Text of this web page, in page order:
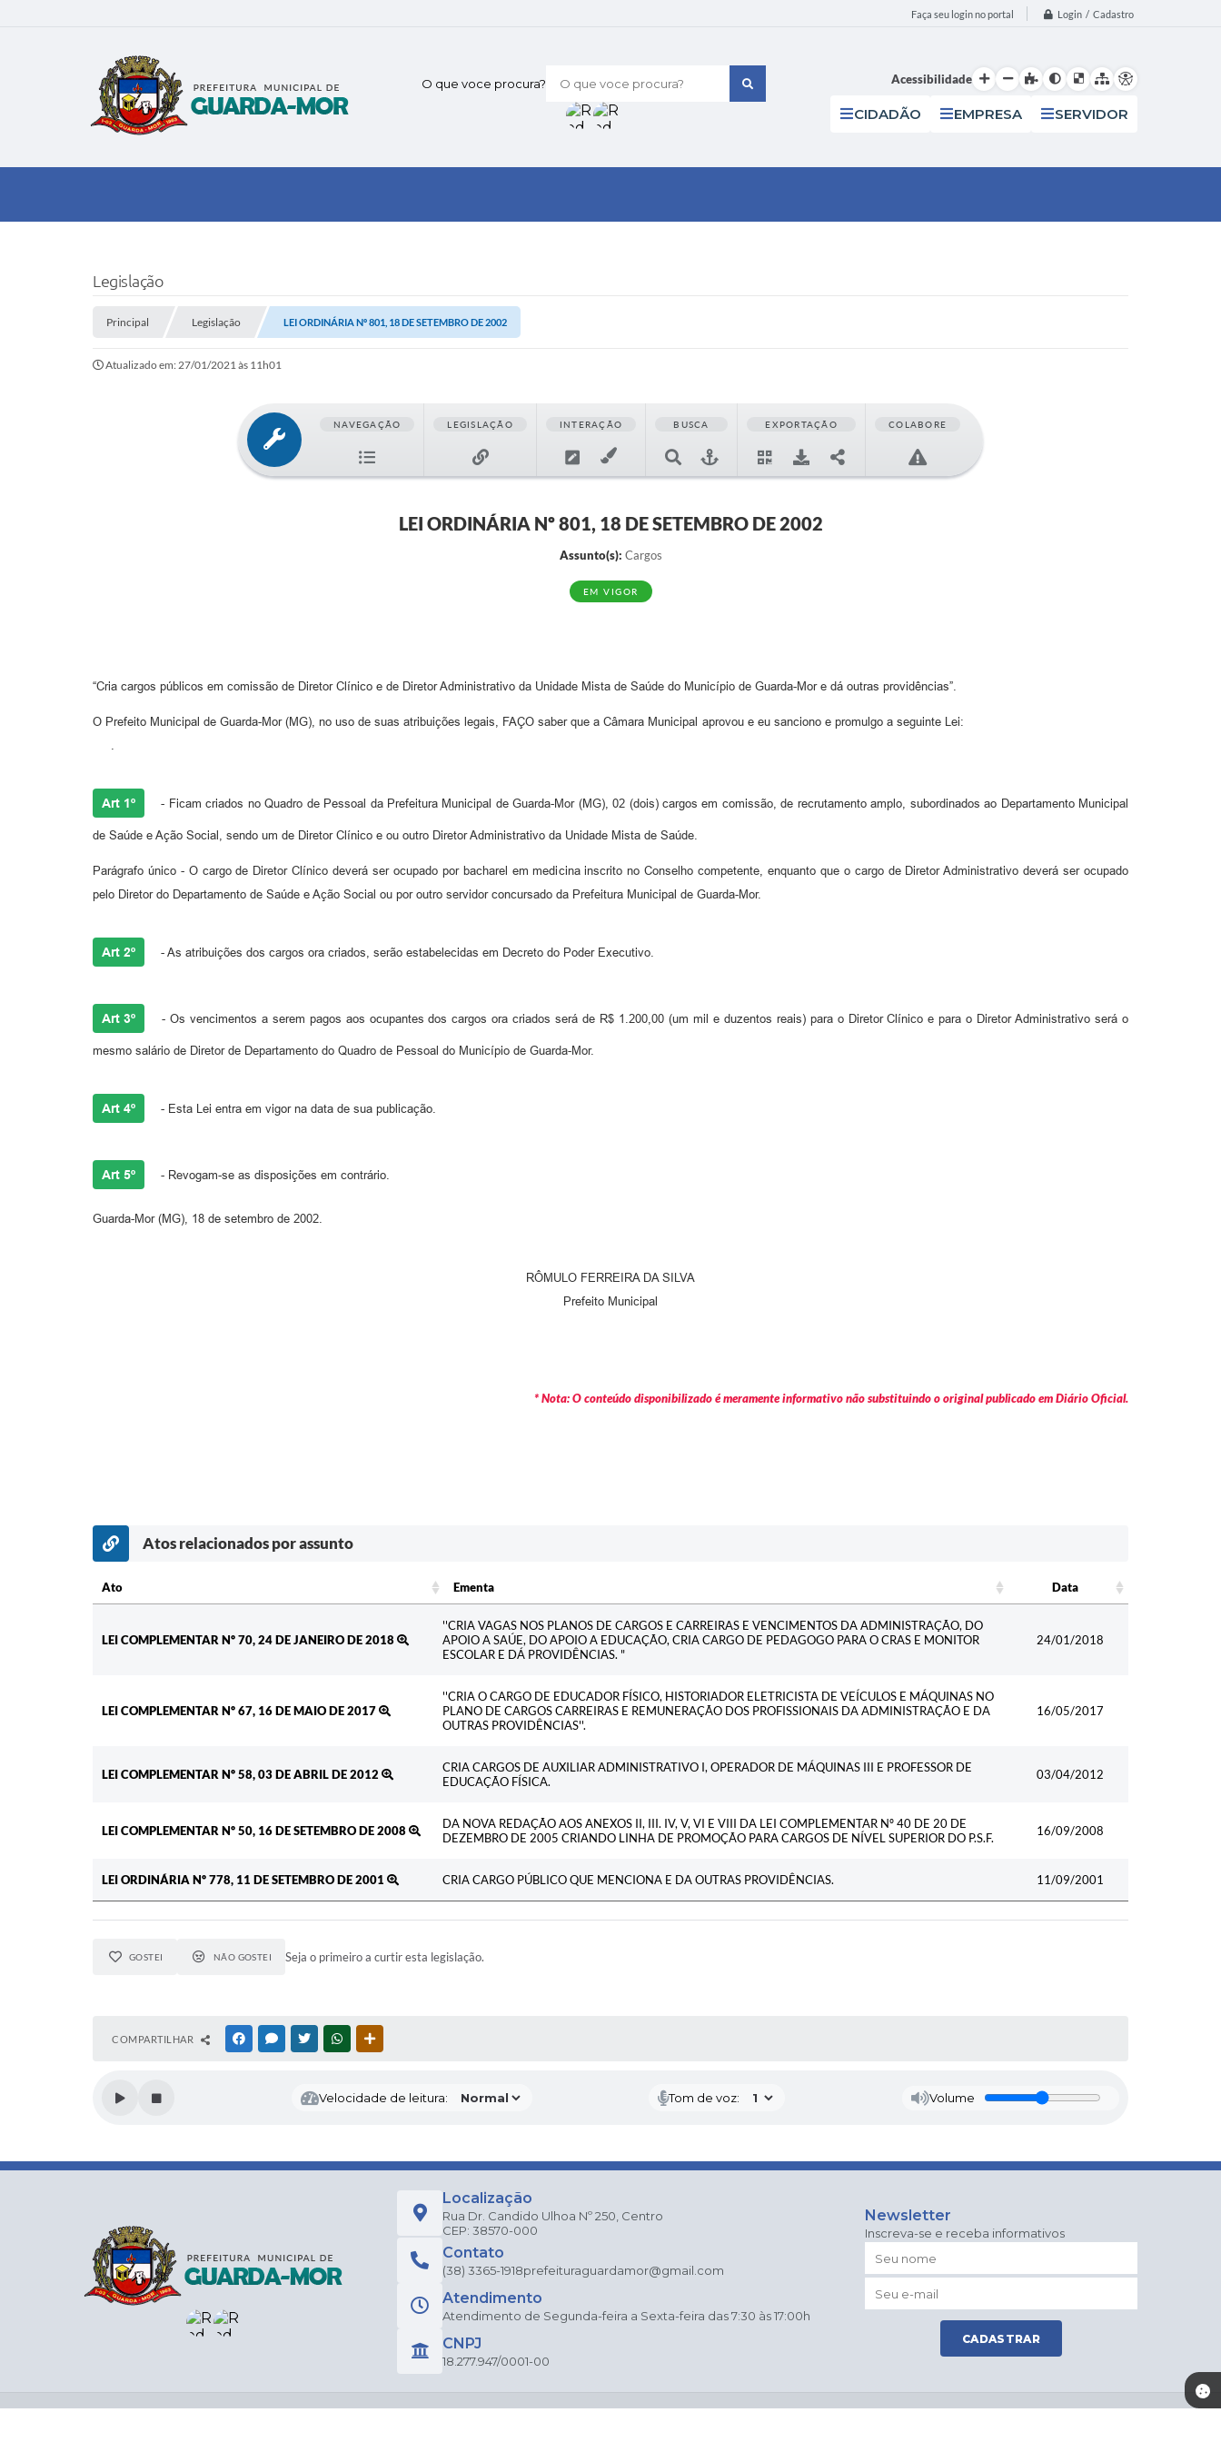
Faça seu login no portal Login / Cadastro
O que voce procura? Acessibilidade
CIDADÃO EMPRESA SERVIDOR
Legislação
Principal Legislação LEI ORDINÁRIA Nº 801, 18 DE SETEMBRO DE 2002
Atualizado em: 27/01/2021 às 11h01
NAVEGAÇÃO LEGISLAÇÃO INTERAÇÃO BUSCA EXPORTAÇÃO COLABORE
LEI ORDINÁRIA Nº 801, 18 DE SETEMBRO DE 2002
Assunto(s): Cargos
EM VIGOR
“Cria cargos públicos em comissão de Diretor Clínico e de Diretor Administrativo da Unidade Mista de Saúde do Município de Guarda-Mor e dá outras providências”.
O Prefeito Municipal de Guarda-Mor (MG), no uso de suas atribuições legais, FAÇO saber que a Câmara Municipal aprovou e eu sanciono e promulgo a seguinte Lei:
Art 1º - Ficam criados no Quadro de Pessoal da Prefeitura Municipal de Guarda-Mor (MG), 02 (dois) cargos em comissão, de recrutamento amplo, subordinados ao Departamento Municipal
de Saúde e Ação Social, sendo um de Diretor Clínico e ou outro Diretor Administrativo da Unidade Mista de Saúde.
Parágrafo único - O cargo de Diretor Clínico deverá ser ocupado por bacharel em medicina inscrito no Conselho competente, enquanto que o cargo de Diretor Administrativo deverá ser ocupado
pelo Diretor do Departamento de Saúde e Ação Social ou por outro servidor concursado da Prefeitura Municipal de Guarda-Mor.
Art 2º - As atribuições dos cargos ora criados, serão estabelecidas em Decreto do Poder Executivo.
Art 3º - Os vencimentos a serem pagos aos ocupantes dos cargos ora criados será de R$ 1.200,00 (um mil e duzentos reais) para o Diretor Clínico e para o Diretor Administrativo será o
mesmo salário de Diretor de Departamento do Quadro de Pessoal do Município de Guarda-Mor.
Art 4º - Esta Lei entra em vigor na data de sua publicação.
Art 5º - Revogam-se as disposições em contrário.
Guarda-Mor (MG), 18 de setembro de 2002.
RÔMULO FERREIRA DA SILVA
Prefeito Municipal
* Nota: O conteúdo disponibilizado é meramente informativo não substituindo o original publicado em Diário Oficial.
Atos relacionados por assunto
Ato Ementa
Data
LEI COMPLEMENTAR Nº 70, 24 DE JANEIRO DE 2018
''CRIA VAGAS NOS PLANOS DE CARGOS E CARREIRAS E VENCIMENTOS DA ADMINISTRAÇÃO, DO
APOIO A SAÚE, DO APOIO A EDUCAÇÃO, CRIA CARGO DE PEDAGOGO PARA O CRAS E MONITOR
ESCOLAR E DÁ PROVIDÊNCIAS. "
24/01/2018
LEI COMPLEMENTAR Nº 67, 16 DE MAIO DE 2017
''CRIA O CARGO DE EDUCADOR FÍSICO, HISTORIADOR ELETRICISTA DE VEÍCULOS E MÁQUINAS NO
PLANO DE CARGOS CARREIRAS E REMUNERAÇÃO DOS PROFISSIONAIS DA ADMINISTRAÇÃO E DA
OUTRAS PROVIDÊNCIAS''.
16/05/2017
LEI COMPLEMENTAR Nº 58, 03 DE ABRIL DE 2012
CRIA CARGOS DE AUXILIAR ADMINISTRATIVO I, OPERADOR DE MÁQUINAS III E PROFESSOR DE
EDUCAÇÃO FÍSICA.
03/04/2012
LEI COMPLEMENTAR Nº 50, 16 DE SETEMBRO DE 2008
DA NOVA REDAÇÃO AOS ANEXOS II, III. IV, V, VI E VIII DA LEI COMPLEMENTAR Nº 40 DE 20 DE
DEZEMBRO DE 2005 CRIANDO LINHA DE PROMOÇÃO PARA CARGOS DE NÍVEL SUPERIOR DO P.S.F.
16/09/2008
LEI ORDINÁRIA Nº 778, 11 DE SETEMBRO DE 2001 CRIA CARGO PÚBLICO QUE MENCIONA E DA OUTRAS PROVIDÊNCIAS. 11/09/2001
GOSTEI NÃO GOSTEI Seja o primeiro a curtir esta legislação.
COMPARTILHAR FACEBOOKMESSENGER
TWITTERWHATSAPP
Velocidade de leitura: Tom de voz: Volume
Localização
Rua Dr. Candido Ulhoa Nº 250, Centro
CEP: 38570-000
Contato
(38) 3365-1918prefeituraguardamor@gmail.com
Atendimento
Atendimento de Segunda-feira a Sexta-feira das 7:30 às 17:00h
CNPJ
18.277.947/0001-00
Newsletter
Inscreva-se e receba informativos
CADASTRAR